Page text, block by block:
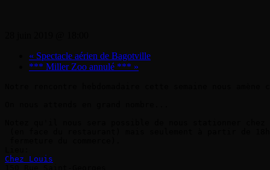
« Spectacle aérien de Bagotville
*** Miller Zoo annulé *** »
Chez Louis